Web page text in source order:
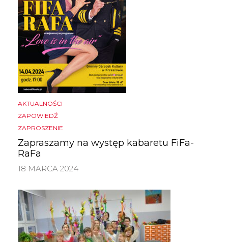
AKTUALNOŚCI
ZAPOWIEDŹ
ZAPROSZENIE
Zapraszamy na występ kabaretu FiFa-
RaFa
18 MARCA 2024